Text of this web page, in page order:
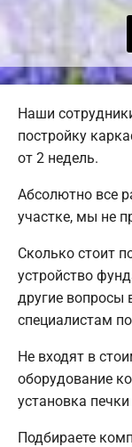
Наши
постройку
от 2 недель.
Абсолютно все
участке, мы не
Сколько стоит
устройство
другие
специалистам
Не входят в
оборудование
установка
Подбираете